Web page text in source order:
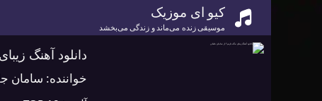
کیو ای موزیک
موسیقی زنده می‌ماند و زندگی می‌بخشد
دانلود آهنگ
خواننده: سامان